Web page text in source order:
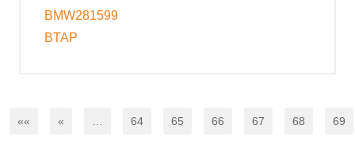
BMW281599
BTAP
«« « 64 65 66 67 68 69